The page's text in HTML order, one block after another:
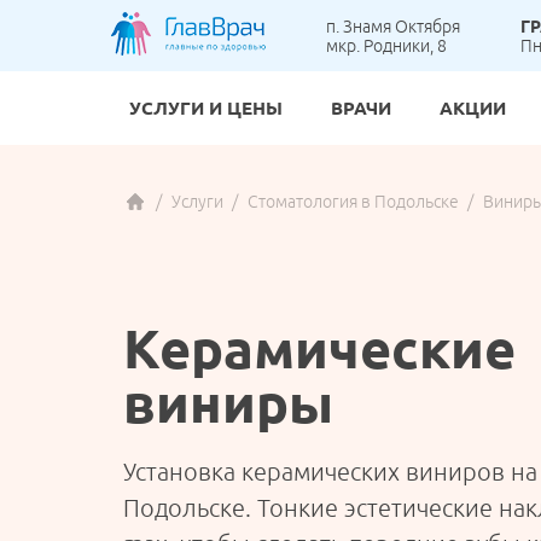
п. Знамя Октября
мкр. Родники, 8
УСЛУГИ И ЦЕНЫ
ДЕТСКОЕ ОТДЕЛЕНИЕ
АНАЛИЗЫ И ДИАГНОСТИКА
СТОМАТОЛОГИЯ
ВРАЧИ АКЦИИ
Услуги Стоматология в Подольске
Керамические
виниры
Установка керамических виниров
Подольске. Тонкие эстетические